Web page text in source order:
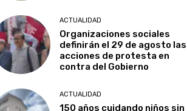
ACTUALIDAD
Organizaciones sociales
definirán el 29 de agosto las
acciones de protesta en
contra del Gobierno
ACTUALIDAD
150 años cuidando niños sin